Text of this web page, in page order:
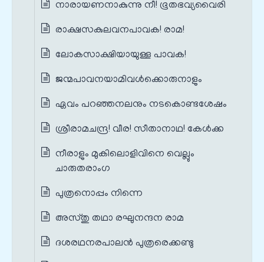
നാരായണനാകുന്നു നീ! ഭൂതഭവ്യവൈരി
രാക്ഷസകുലവനപാവക! രാമ!
ലോകസാക്ഷിയായുള്ള പാവക!
ജന്മപാവനയാമിവൾക്കൊരുനാളും
ഏവം പറഞ്ഞനലനും നടകൊണ്ടശേഷം
ശ്രീരാമചന്ദ്ര! വീര! സീതാനാഥ! കേൾക്ക
നീരാളും മുകിലൊളിവിനെ വെല്ലും
ചാരുതരാംഗ
പുത്രനൊപ്പം നിന്നെ
അസ്തു തഥാ രഘുനന്ദന രാമ
ദശരഥനരപാലൻ പുത്രരെക്കണ്ടു